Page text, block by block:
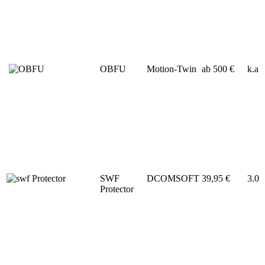
OBFU Motion-Twin ab 500 € k.a
SWF
Protector
DCOMSOFT 39,95 € 3.0